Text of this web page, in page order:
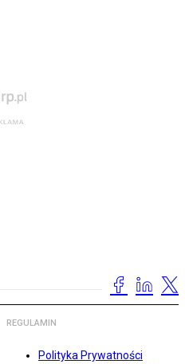
REGULAMIN
Polityka Prywatności